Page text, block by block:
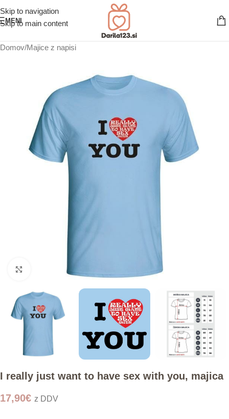
Skip to navigation
Skip to main content
MENI
Domov/Majice z napisi
Click to enlarge
I really just want to have sex with you, majica
17,90€ z DDV